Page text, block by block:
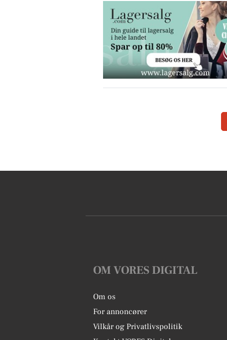
OM VORES DIGITAL
Om os
For annoncører
Vilkår og Privatlivspolitik